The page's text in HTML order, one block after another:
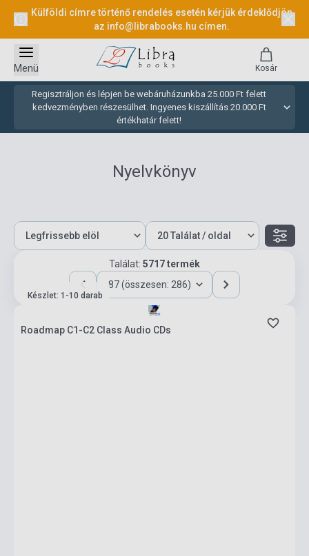
Külföldi címre történő rendelés esetén kérjük érdeklődjön
az info@librabooks.hu címen.
Regisztráljon és lépjen be webáruházunkba 25.000 Ft felett
kedvezményben részesülhet. Ingyenes kiszállítás 20.000 Ft
értékhatár felett!
Menü Kosár
Nyelvkönyv
Találat: 5717 termék
87 (összesen: 286)
Készlet: 1-10 darab
Roadmap C1-C2 Class Audio CDs